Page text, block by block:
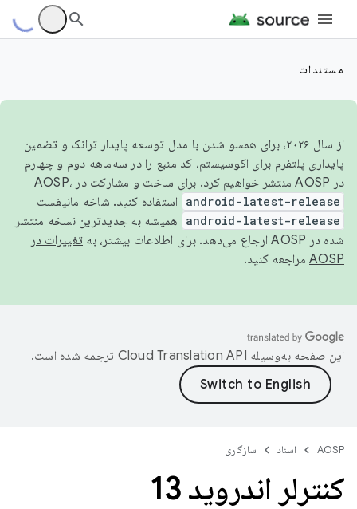
مستندات
از سال ۲۰۲۶، برای همسو شدن با مدل توسعه پایدار ترانک و تضمین
پایداری پلتفرم برای اکوسیستم، کد منبع را در سه‌ماهه دوم و چهارم
در AOSP منتشر خواهیم کرد. برای ساخت و مشارکت در AOSP،
android-latest-release استفاده کنید. شاخه مانیفست
android-latest-release
همیشه به جدیدترین نسخه منتشر
شده در AOSP ارجاع می‌دهد. برای اطلاعات بیشتر، به
تغییرات در
AOSP مراجعه کنید.
این صفحه به‌وسیله ترجمه شده است.
AOSP اسناد سازگاری
کنترلر اندروید 13